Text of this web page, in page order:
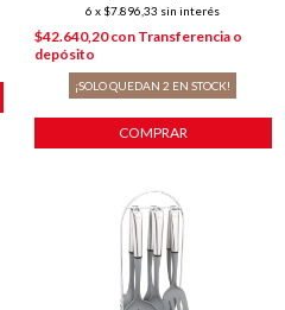
6 x $7.896,33 sin interés
$42.640,20con Transferencia o
depósito
¡SOLO QUEDAN2 EN STOCK!
COMPRAR